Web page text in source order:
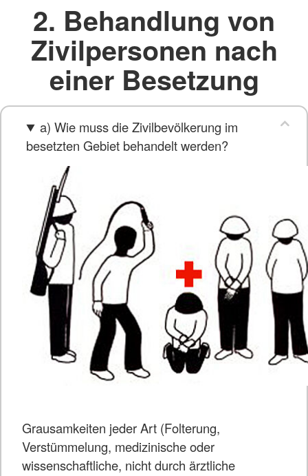
2. Behandlung von
Zivilpersonen nach
einer Besetzung
a) Wie muss die Zivilbevölkerung im
besetzten Gebiet behandelt werden?
Grausamkeiten jeder Art (Folterung,
Verstümmelung, medizinische oder
wissenschaftliche, nicht durch ärztliche